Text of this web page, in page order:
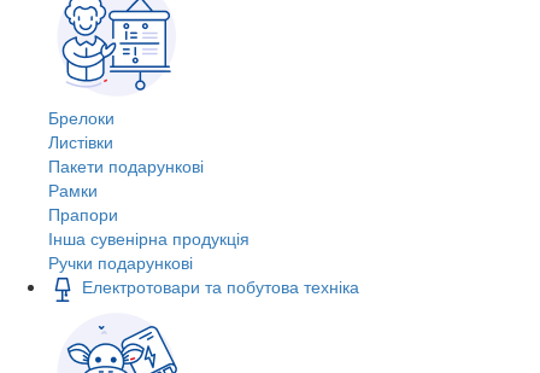
Брелоки
Листівки
Пакети подарункові
Рамки
Прапори
Інша сувенірна продукція
Ручки подарункові
Електротовари та побутова техніка